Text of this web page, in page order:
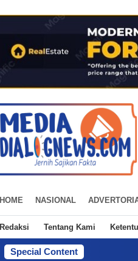
HOME NASIONAL
Redaksi Tentang Kami
Special Content